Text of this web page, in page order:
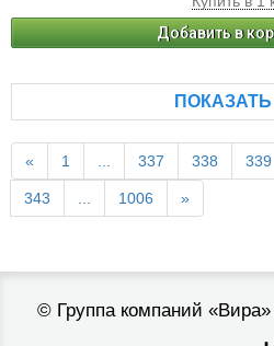
Добавить в
« 1 ... 337 338 339
343 ... 1006 »
© Группа компаний «Вира»